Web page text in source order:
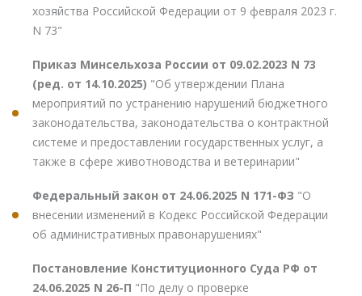
хозяйства Российской Федерации от 9 февраля 2023 г.
N 73"
Приказ Минсельхоза России от 09.02.2023 N 73
(ред. от 14.10.2025) "Об утверждении Плана
мероприятий по устранению нарушений бюджетного
законодательства, законодательства о контрактной
системе и предоставлении государственных услуг, а
также в сфере животноводства и ветеринарии"
Федеральный закон от 24.06.2025 N 171-ФЗ "О
внесении изменений в Кодекс Российской Федерации
об административных правонарушениях"
Постановление Конституционного Суда РФ от
24.06.2025 N 26-П "По делу о проверке